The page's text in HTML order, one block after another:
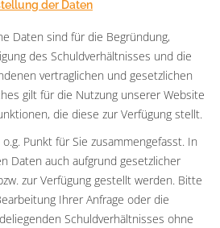
der Daten
Daten sind für die Begründung,
des Schuldverhältnisses und die
vertraglichen und gesetzlichen
gilt für die Nutzung unserer Website
die diese zur Verfügung stellt.
Punkt für Sie zusammengefasst. In
Daten auch aufgrund gesetzlicher
zur Verfügung gestellt werden. Bitte
Ihrer Anfrage oder die
Schuldverhältnisses ohne